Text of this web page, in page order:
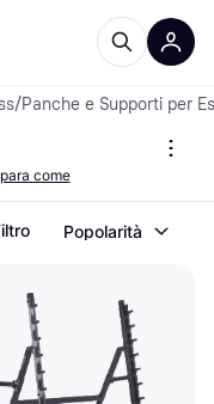
/Panche e Supporti per
come
Popolarità